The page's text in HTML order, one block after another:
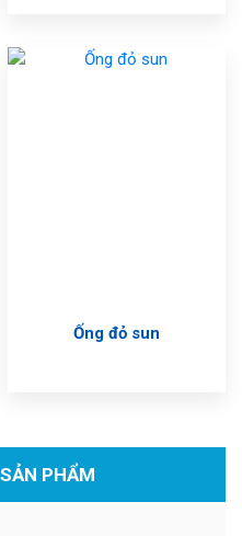
PHẨM
Ống đỏ sun